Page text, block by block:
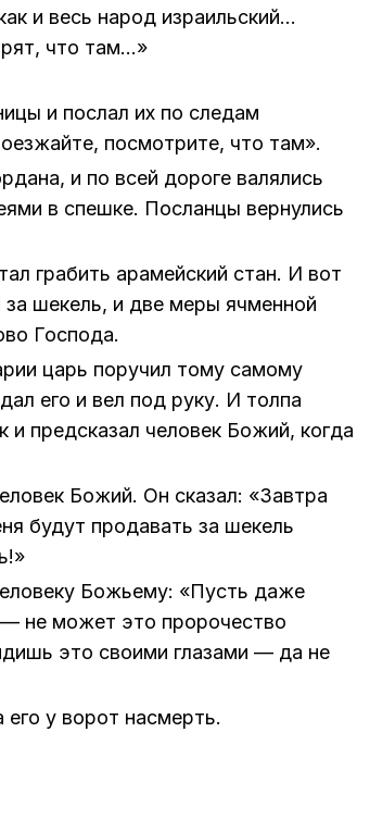
и весь народ израильский…
что там…»
и послал их по следам
посмотрите, что там».
и по всей дороге валялись
в спешке. Посланцы вернулись
грабить арамейский стан. И вот
шекель, и две меры ячменной
Господа.
царь поручил тому самому
его и вел под руку. И толпа
и предсказал человек Божий, когда
Божий. Он сказал: «Завтра
будут продавать за шекель
Божьему: «Пусть даже
не может это пророчество
это своими глазами — да не
его у ворот насмерть.